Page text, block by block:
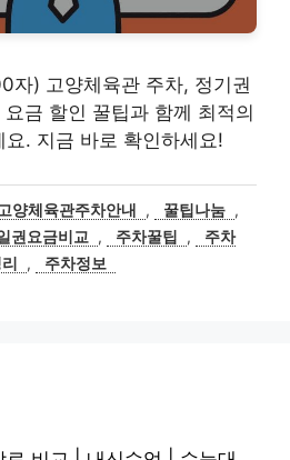
) 고양체육관 주차, 정기권
금 할인 꿀팁과 함께 최적의
. 지금 바로 확인하세요!
양체육관주차안내 , 꿀팁나눔 ,
권요금비교 , 주차꿀팁 ,
주차
, 주차정보